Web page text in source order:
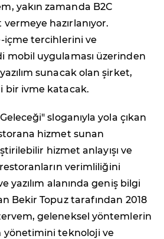
yakın zamanda B2C
hazırlanıyor.
içme tercihlerini ve
mobil uygulaması üzerinden
sunacak olan şirket,
bir ivme katacak.
sloganıyla yola çıkan
hizmet sunan
hizmet anlayışı ve
verimliliğini
yazılım alanında geniş bilgi
Bekir Topuz tarafından 2018
geleneksel yöntemlerin
yönetimini teknoloji ve